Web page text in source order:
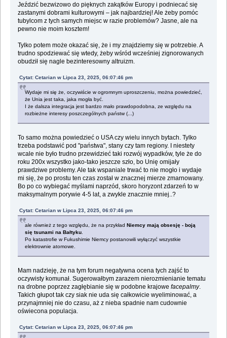
Jeździć bezwizowo do pięknych zakątków Europy i podniecać się
zastanymi dobrami kulturowymi – jak najbardziej! Ale żeby pomóc
tubylcom z tych samych miejsc w razie problemów? Jasne, ale na
pewno nie moim kosztem!
Tylko potem może okazać się, że i my znajdziemy się w potrzebie. A
trudno spodziewać się wtedy, żeby wśród wcześniej zignorowanych
obudził się nagle bezinteresowny altruizm.
Cytat: Cetarian w Lipca 23, 2025, 06:07:46 pm
Wydaje mi się że, oczywiście w ogromnym uproszczeniu, można powiedzieć,
że Unia jest taka, jaka mogła być.
I że dalsza integracja jest bardzo mało prawdopodobna, ze względu na
rozbieżne interesy poszczególnych państw (...)
To samo można powiedzieć o USA czy wielu innych bytach. Tylko
trzeba podstawić pod "państwa", stany czy tam regiony. I niestety
wcale nie było trudno przewidzieć taki rozwój wypadków, tyle że do
roku 200x wszystko jako-tako jeszcze szło, bo Unię omijały
prawdziwe problemy. Ale tak wspaniale trwać to nie mogło i wydaje
mi się, że po prostu ten czas został w znacznej mierze zmarnowany.
Bo po co wybiegać myślami naprzód, skoro horyzont zdarzeń to w
maksymalnym porywie 4-5 lat, a zwykle znacznie mniej..?
Cytat: Cetarian w Lipca 23, 2025, 06:07:46 pm
ale również z tego względu, że na przykład Niemcy mają obsesję - boją
się tsunami na Bałtyku.
Po katastrofie w Fukushimie Niemcy postanowili wyłączyć wszystkie
elektrownie atomowe.
Mam nadzieję, że na tym forum negatywna ocena tych zajść to
oczywisty komunał. Sugerowałbym zarazem nierozmienianie tematu
na drobne poprzez zagłębianie się w podobne krajowe facepalmy.
Takich głupot tak czy siak nie uda się całkowicie wyeliminować, a
przynajmniej nie do czasu, aż z nieba spadnie nam cudownie
oświecona populacja.
Cytat: Cetarian w Lipca 23, 2025, 06:07:46 pm